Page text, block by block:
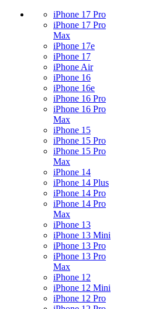
iPhone 17 Pro
iPhone 17 Pro
Max
iPhone 17e
iPhone 17
iPhone Air
iPhone 16
iPhone 16e
iPhone 16 Pro
iPhone 16 Pro
Max
iPhone 15
iPhone 15 Pro
iPhone 15 Pro
Max
iPhone 14
iPhone 14 Plus
iPhone 14 Pro
iPhone 14 Pro
Max
iPhone 13
iPhone 13 Mini
iPhone 13 Pro
iPhone 13 Pro
Max
iPhone 12
iPhone 12 Mini
iPhone 12 Pro